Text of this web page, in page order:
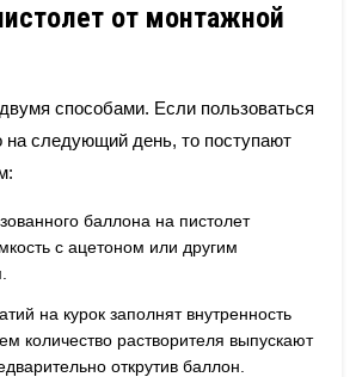
от монтажной
способами. Если пользоваться
на следующий день, то поступают
баллона на пистолет
с ацетоном или другим
на курок заполнят внутренность
количество растворителя выпускают
открутив баллон.